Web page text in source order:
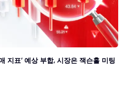
지표’ 예상 부합, 시장은 잭슨홀 미팅